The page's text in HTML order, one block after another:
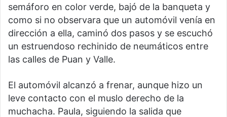
semáforo en color verde, bajó de la banqueta y
como si no observara que un automóvil venía en
dirección a ella, caminó dos pasos y se escuchó
un estruendoso rechinido de neumáticos entre
las calles de Puan y Valle.
El automóvil alcanzó a frenar, aunque hizo un
leve contacto con el muslo derecho de la
muchacha. Paula, siguiendo la salida que